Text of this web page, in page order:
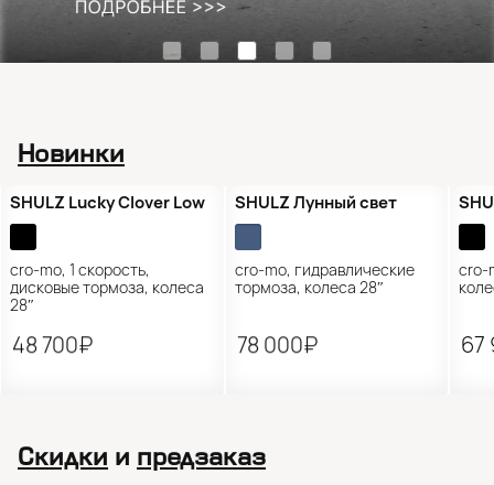
Новинки
Новинка
SHULZ Lucky Clover Low
cro-mo, 1 скорость,
дисковые тормоза, колеса
28″
48 700₽
Новинка
SHULZ Лунный свет
cro-mo, гидравлические
тормоза, колеса 28″
78 000₽
cro-
67
Скидки и предзаказ